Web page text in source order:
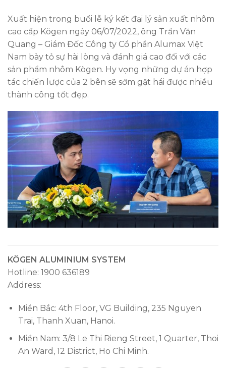
Xuất hiện trong buổi lễ ký kết đại lý sản xuất nhôm
cao cấp Kögen ngày 06/07/2022, ông Trần Văn
Quang – Giám Đốc Công ty Cổ phần Alumax Việt
Nam bày tỏ sự hài lòng và đánh giá cao đối với các
sản phẩm nhôm Kögen. Hy vọng những dự án hợp
tác chiến lược của 2 bên sẽ sớm gặt hái được nhiều
thành công tốt đẹp.
KÖGEN ALUMINIUM SYSTEM
Hotline: 1900 636189
Address:
Miền Bắc: 4th Floor, VG Building, 235 Nguyen
Trai, Thanh Xuan, Hanoi.
Miền Nam: 3/8 Le Thi Rieng Street, 1 Quarter, Thoi
An Ward, 12 District, Ho Chi Minh.